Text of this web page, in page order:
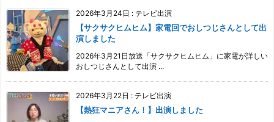
2026年3月24日 : テレビ出演
【サクサクヒムヒム】家電回でおしつじさんとして出
演しました
2026年3月21日放送「サクサクヒムヒム」に家電が詳しい
おしつじさんとして出演 ...
2026年3月22日 : テレビ出演
【熱狂マニアさん！】出演しました